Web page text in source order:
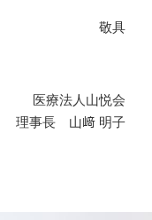
敬具
医療法人山悦会
理事長 山﨑 明子